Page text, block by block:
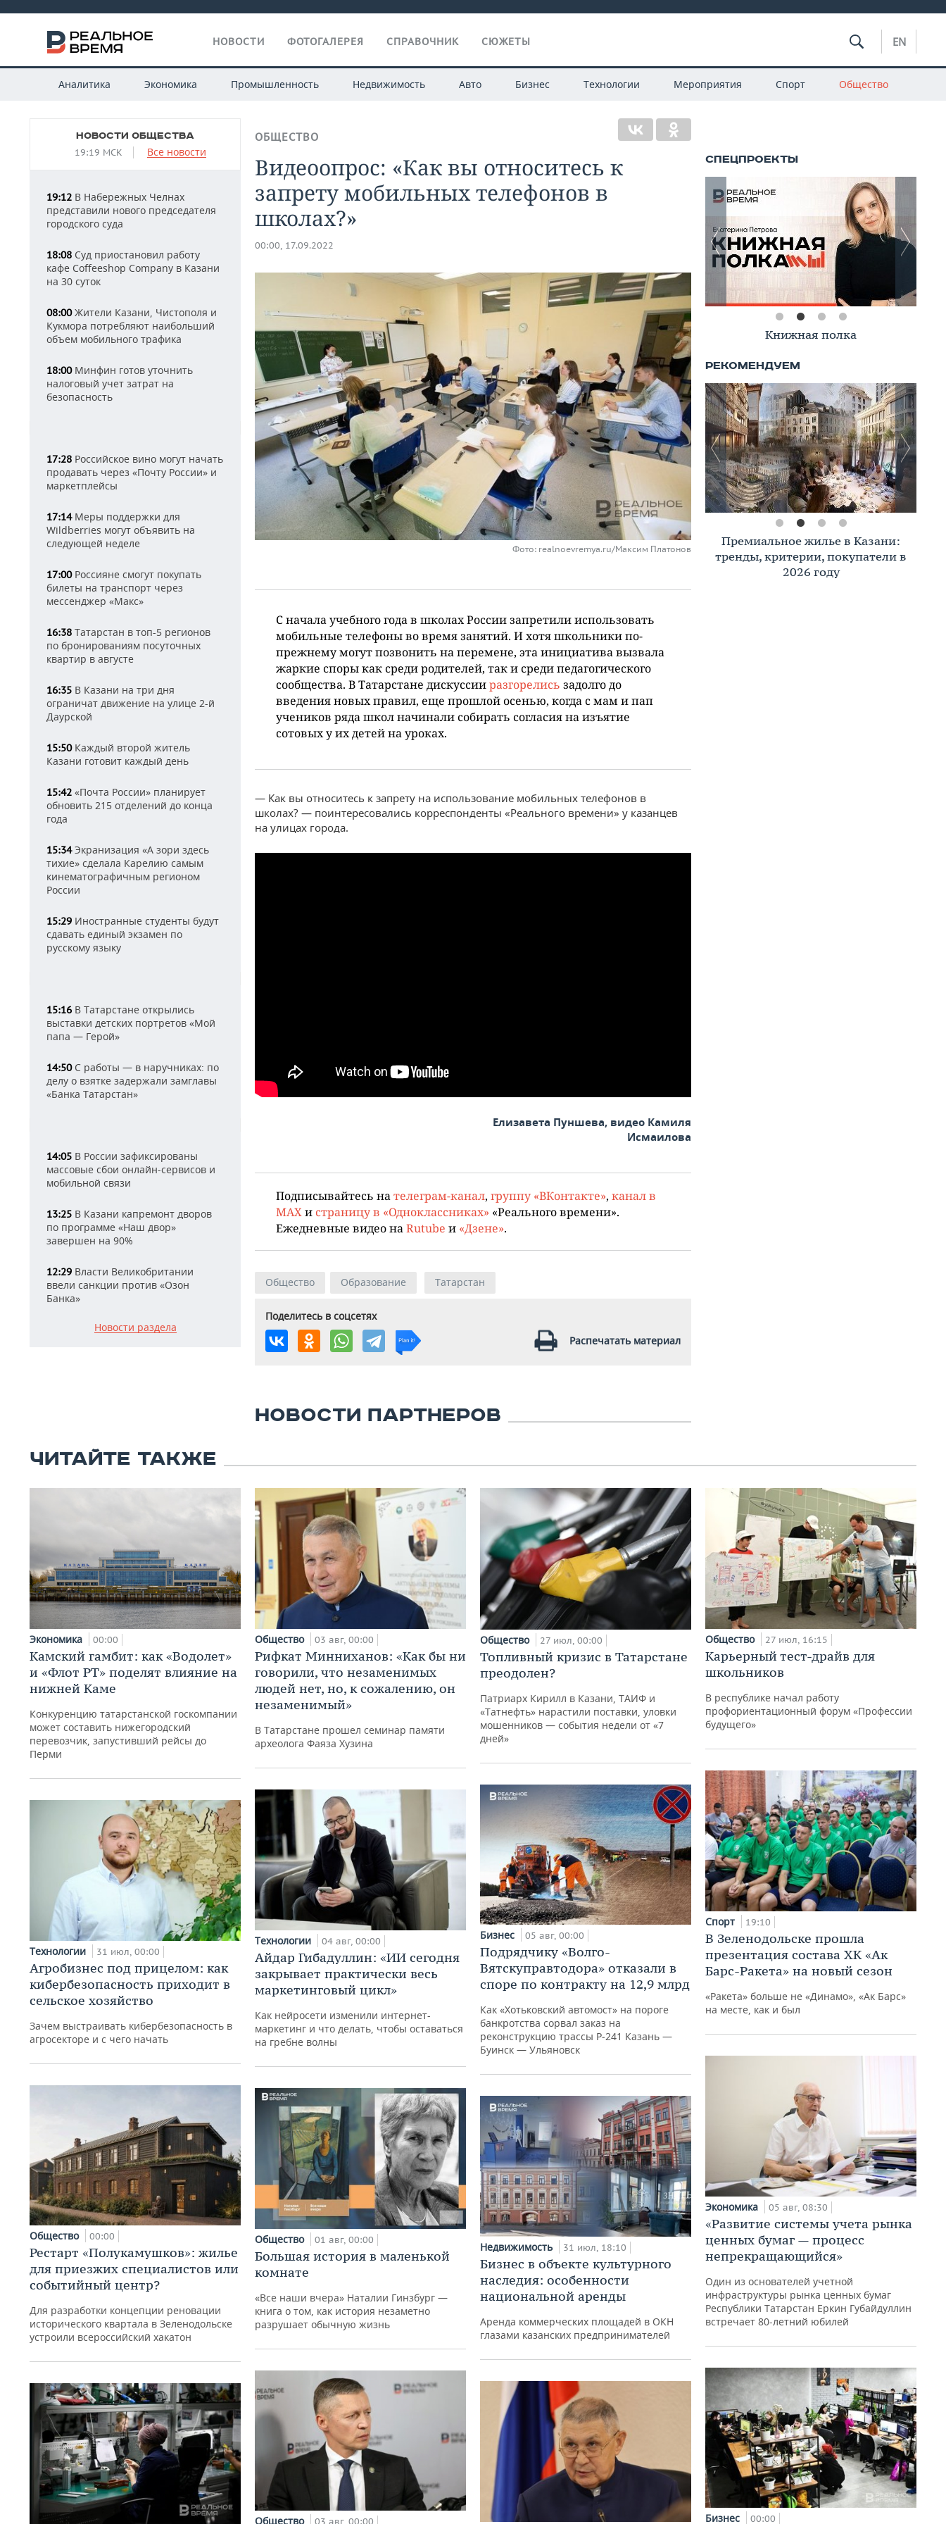
НОВОСТИ ФОТОГАЛЕРЕЯ СПРАВОЧНИК СЮЖЕТЫ EN
Аналитика Экономика Промышленность Недвижимость Авто Бизнес Технологии Мероприятия Спорт Общество
НОВОСТИ ОБЩЕСТВА
19:19 МСК Все новости
19:12 В Набережных Челнах
представили нового председателя
городского суда
18:08 Суд приостановил работу
кафе Coffeeshop Company в Казани
на 30 суток
08:00Жители Казани, Чистополя и
Кукмора потребляют наибольший
объем мобильного трафика
18:00Минфин готов уточнить
налоговый учет затрат на
безопасность
17:28 Российское вино могут начать
продавать через «Почту России» и
маркетплейсы
17:14Меры поддержки для
Wildberries могут объявить на
следующей неделе
17:00Россияне смогут покупать
билеты на транспорт через
мессенджер «Макс»
16:38 Татарстан в топ-5 регионов
по бронированиям посуточных
квартир в августе
16:35 В Казани на три дня
ограничат движение на улице 2-й
Даурской
15:50Каждый второй житель
Казани готовит каждый день
15:42 «Почта России» планирует
обновить 215 отделений до конца
года
15:34Экранизация «А зори здесь
тихие» сделала Карелию самым
кинематографичным регионом
России
15:29 Иностранные студенты будут
сдавать единый экзамен по
русскому языку
15:16 В Татарстане открылись
выставки детских портретов «Мой
папа — Герой»
14:50С работы — в наручниках: по
делу о взятке задержали замглавы
«Банка Татарстан»
14:05 В России зафиксированы
массовые сбои онлайн-сервисов и
мобильной связи
13:25 В Казани капремонт дворов
по программе «Наш двор»
завершен на 90%
12:29 Власти Великобритании
ввели санкции против «Озон
Банка»
Новости раздела
ОБЩЕСТВО
Видеоопрос: «Как вы относитесь к
запрету мобильных телефонов в
школах?»
00:00, 17.09.2022
Фото: realnoevremya.ru/Максим Платонов
С начала учебного года в школах России запретили использовать
мобильные телефоны во время занятий. И хотя школьники по-
прежнему могут позвонить на перемене, эта инициатива вызвала
жаркие споры как среди родителей, так и среди педагогического
сообщества. В Татарстане дискуссииразгорелись задолго до
введения новых правил, еще прошлой осенью, когда с мам и пап
учеников ряда школ начинали собирать согласия на изъятие
сотовых у их детей на уроках.
— Как вы относитесь к запрету на использование мобильных телефонов в
школах? — поинтересовались корреспонденты «Реального времени» у казанцев
на улицах города.
Елизавета Пуншева, видео Камиля
Исмаилова
Подписывайтесь нателеграм-канал, группу «ВКонтакте», канал в
MAXи страницу в «Одноклассниках» «Реального времени».
Ежедневные видео наRutube и «Дзене».
Общество Образование Татарстан
Поделитесь в соцсетях
Распечатать материал
НОВОСТИ ПАРТНЕРОВ
Книжная полка
Премиальное жилье в Казани:
тренды, критерии, покупатели в
2026 году
ЧИТАЙТЕ ТАКЖЕ
Экономика 00:00
Камский гамбит: как «Водолет»
и «Флот РТ» поделят влияние на
нижней Каме
Конкуренцию татарстанской госкомпании
может составить нижегородский
перевозчик, запустивший рейсы до
Перми
Технологии 31 июл, 00:00
Агробизнес под прицелом: как
кибербезопасность приходит в
сельское хозяйство
Зачем выстраивать кибербезопасность в
агросекторе и с чего начать
Общество 00:00
Рестарт «Полукамушков»: жилье
для приезжих специалистов или
событийный центр?
Для разработки концепции реновации
исторического квартала в Зеленодольске
устроили всероссийский хакатон
Общество 03 авг, 00:00
Рифкат Минниханов: «Как бы ни
говорили, что незаменимых
людей нет, но, к сожалению, он
незаменимый»
В Татарстане прошел семинар памяти
археолога Фаяза Хузина
Технологии 04 авг, 00:00
Айдар Гибадуллин: «ИИ сегодня
закрывает практически весь
маркетинговый цикл»
Как нейросети изменили интернет-
маркетинг и что делать, чтобы оставаться
на гребне волны
Общество 01 авг, 00:00
Большая история в маленькой
комнате
«Все наши вчера» Наталии Гинзбург —
книга о том, как история незаметно
разрушает обычную жизнь
Общество
Общество 27 июл, 00:00
Топливный кризис в Татарстане
преодолен?
Патриарх Кирилл в Казани, ТАИФ и
«Татнефть» нарастили поставки, уловки
мошенников — события недели от «7
дней»
Бизнес 05 авг, 00:00
Подрядчику «Волго-
Вятскуправтодора» отказали в
споре по контракту на 12,9 млрд
Как «Хотьковский автомост» на пороге
банкротства сорвал заказ на
реконструкцию трассы Р‑241 Казань —
Буинск — Ульяновск
Недвижимость 31 июл, 18:10
Бизнес в объекте культурного
наследия: особенности
национальной аренды
Аренда коммерческих площадей в ОКН
глазами казанских предпринимателей
Общество 27 июл, 16:15
Карьерный тест-драйв для
школьников
В республике начал работу
профориентационный форум «Профессии
будущего»
Спорт 19:10
В Зеленодольске прошла
презентация состава ХК «Ак
Барс-Ракета» на новый сезон
«Ракета» больше не «Динамо», «Ак Барс»
на месте, как и был
Экономика 05 авг, 08:30
«Развитие системы учета рынка
ценных бумаг — процесс
непрекращающийся»
Один из основателей учетной
инфраструктуры рынка ценных бумаг
Республики Татарстан Еркин Губайдуллин
встречает 80-летний юбилей
Бизнес 00:00